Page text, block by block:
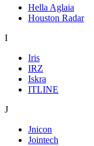
Hella Aglaia
Houston Radar
I
Iris
IRZ
Iskra
ITLINE
J
Jnicon
Jointech